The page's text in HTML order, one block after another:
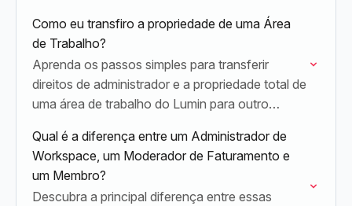
Como eu transfiro a propriedade de uma Área
de Trabalho?
Aprenda os passos simples para transferir
direitos de administrador e a propriedade total de
uma área de trabalho do Lumin para outro
Qual é a diferença entre um Administrador de
Workspace, um Moderador de Faturamento e
um Membro?
Descubra a principal diferença entre essas